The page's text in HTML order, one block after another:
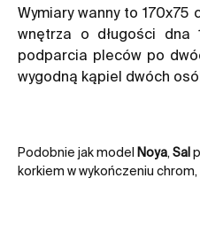
Wymiary wanny to 170x75
wnętrza o długości dna
podparcia pleców po
wygodną kąpiel dwóch
Podobnie jak model Noya, Sal
korkiem w wykończeniu